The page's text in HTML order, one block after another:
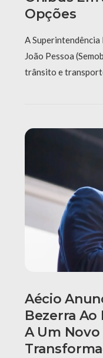
Opções
A
João Pessoa
trânsito e
Aécio
Bezerra Ao
A Um